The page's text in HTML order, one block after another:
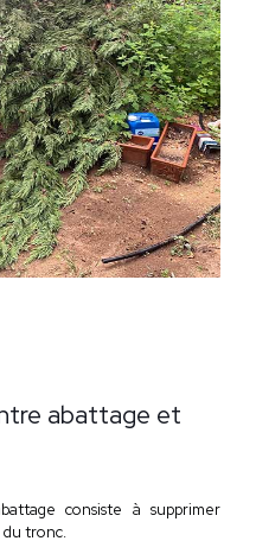
abattage et
consiste à supprimer
du tronc.